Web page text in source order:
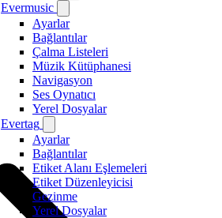
Evermusic
Ayarlar
Bağlantılar
Çalma Listeleri
Müzik Kütüphanesi
Navigasyon
Ses Oynatıcı
Yerel Dosyalar
Evertag
Ayarlar
Bağlantılar
Etiket Alanı Eşlemeleri
Etiket Düzenleyicisi
Gezinme
Yerel Dosyalar